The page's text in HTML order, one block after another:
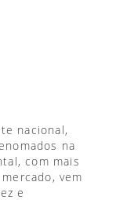
nacional,
na
com mais
vem
e